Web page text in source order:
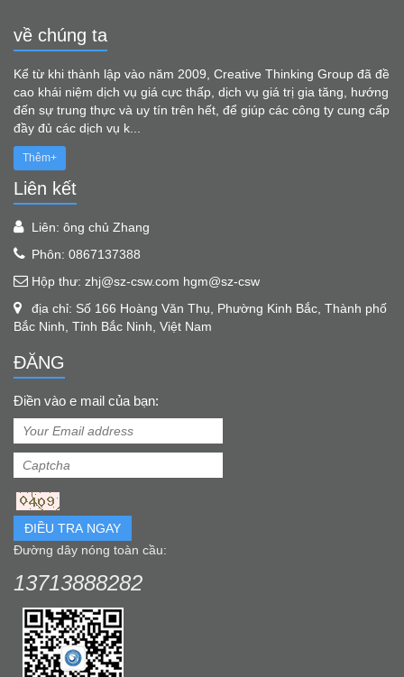
về chúng ta
Kể từ khi thành lập vào năm 2009, Creative Thinking Group đã đề
cao khái niệm dịch vụ giá cực thấp, dịch vụ giá trị gia tăng, hướng
đến sự trung thực và uy tín trên hết, để giúp các công ty cung cấp
đầy đủ các dịch vụ k...
Thêm+
Liên kết
Liên: ông chủ Zhang
Phôn: 0867137388
Hộp thư: zhj@sz-csw.com hgm@sz-csw
địa chỉ: Số 166 Hoàng Văn Thụ, Phường Kinh Bắc, Thành phố
Bắc Ninh, Tỉnh Bắc Ninh, Việt Nam
ĐĂNG
Điền vào e mail của bạn:
ĐIỀU TRA NGAY
Đường dây nóng toàn cầu:
13713888282